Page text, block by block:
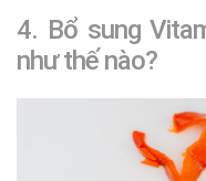
4. Bổ sung
như thế nào?